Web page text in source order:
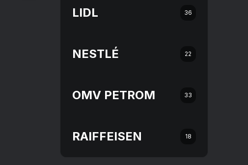
LIDL 36
NESTLÉ 22
OMV PETROM 33
RAIFFEISEN 18